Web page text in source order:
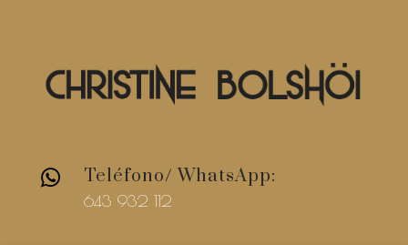
 Teléfono/ WhatsApp:
643 932 112